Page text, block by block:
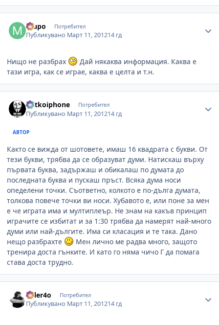
mupo Потребител
Публикувано Март 11, 201214 гд
Нищо не разбрах
Дай някаква информация. Каква е
тази игра, как се играе, каква е целта и т.н.
mitkoiphone Потребител
Публикувано Март 11, 201214 гд
АВТОР
Както се вижда от шотовете, имаш 16 квадрата с букви. От
тези букви, трябва да се образуват думи. Натискаш върху
първата буква, задържаш и обикалаш по думата до
последната буква и пускаш пръст. Всяка дума носи
опеделени точки. Съответно, колкото е по-дълга думата,
толкова повече точки ви носи. Хубавото е, или поне за мен
е че играта има и мултиплеър. Не знам на какъв принцип
играчите се избитат и за 1:30 трябва да намерят най-много
думи или най-дългите. Има си класация и те така. Дано
нещо разбрахте
Мен лично ме радва много, защото
тренира доста гънките. И като го няма чичо Г да помага
става доста трудно.
killer4o Потребител
Публикувано Март 11, 201214 гд